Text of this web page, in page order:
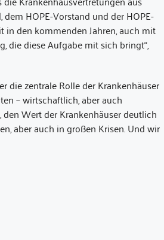
HOPE-Vorstand und der HOPE-
in den kommenden Jahren, auch mit
die diese Aufgabe mit sich bringt“,
die zentrale Rolle der Krankenhäuser
– wirtschaftlich, aber auch
Wert der Krankenhäuser deutlich
aber auch in großen Krisen. Und wir